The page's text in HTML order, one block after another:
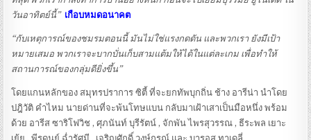
วันอาทิตย์นี้” เกือบหมดอนาคต
“กับเหตุการณ์ของชมรมตอนนี้ มันไม่ใช่แรงกดดัน และพวกเรา ยังมีเป้า
หมายเสมอ พวกเราจะบากบั่นเก็บสามแต้มให้ได้ในแต่ละเกม เพื่อทำให้
สถานการณ์ของกลุ่มดียิ่งขึ้น”
โดยแกนหลักของ สมุทรปราการ ซิตี้ ที่จะยกทัพบุกถิ่น ช้าง อารีน่า นำโดย
ปฎิวัติ คำไหม นายด่านที่จะพ้นโทษแบน กลับมาเฝ้าเสาเป็นมือหนึ่ง พร้อม
ด้วย อารีส ซาริโฟวิช , ศุภนันท์ บุรีรัตน์ , จักพัน ไพรสุวรรณ , ธีระพล เยาะ